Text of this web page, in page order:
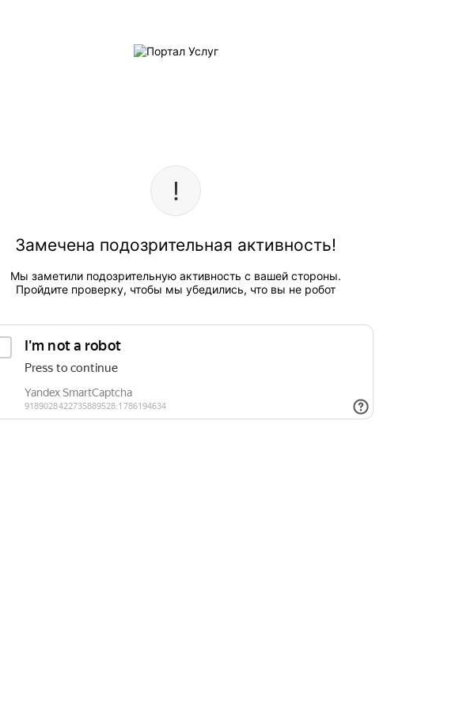
Замечена подозрительная активность!
Мы заметили подозрительную активность с вашей стороны.
Пройдите проверку, чтобы мы убедились, что вы не робот